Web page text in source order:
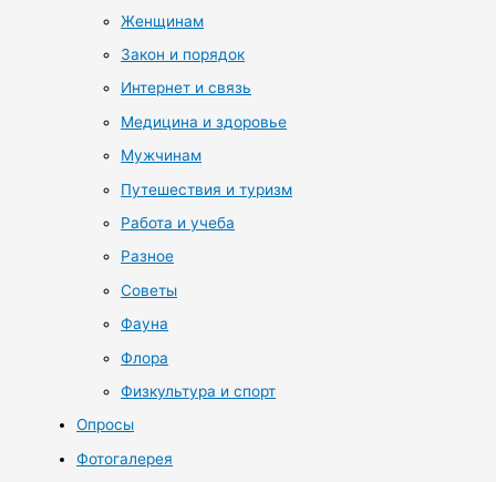
Женщинам
Закон и порядок
Интернет и связь
Медицина и здоровье
Мужчинам
Путешествия и туризм
Работа и учеба
Разное
Советы
Фауна
Флора
Физкультура и спорт
Опросы
Фотогалерея